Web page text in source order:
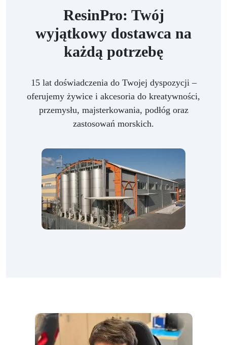
ResinPro: Twój
wyjątkowy dostawca na
każdą potrzebę
15 lat doświadczenia do Twojej dyspozycji –
oferujemy żywice i akcesoria do kreatywności,
przemysłu, majsterkowania, podłóg oraz
zastosowań morskich.